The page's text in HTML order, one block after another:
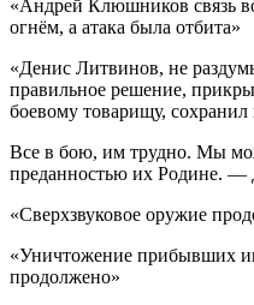
«Андрей Клюшников связь
огнём, а атака была отбита»
«Денис Литвинов, не
правильное решение,
боевому товарищу, сохранил
Все в бою, им трудно. Мы
преданностью их Родине. —
«Сверхзвуковое оружие
«Уничтожение прибывших
продолжено»